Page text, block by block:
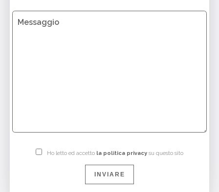
Ho letto ed accetto la politica privacy su questo sito
INVIARE